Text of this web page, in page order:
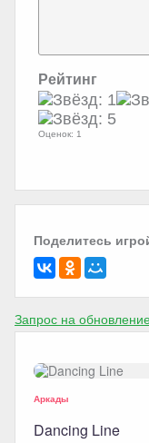
Рейтинг
Оценок: 1
Поделитесь
Запрос на
Аркады
Dancing Line